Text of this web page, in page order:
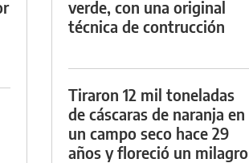
verde, con una original
técnica de contrucción
Tiraron 12 mil toneladas
de cáscaras de naranja en
un campo seco hace 29
años y floreció un milagro